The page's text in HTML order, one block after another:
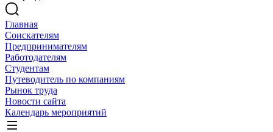
Главная
Соискателям
Предпринимателям
Работодателям
Студентам
Путеводитель по компаниям
Рынок труда
Новости сайта
Календарь мероприятий